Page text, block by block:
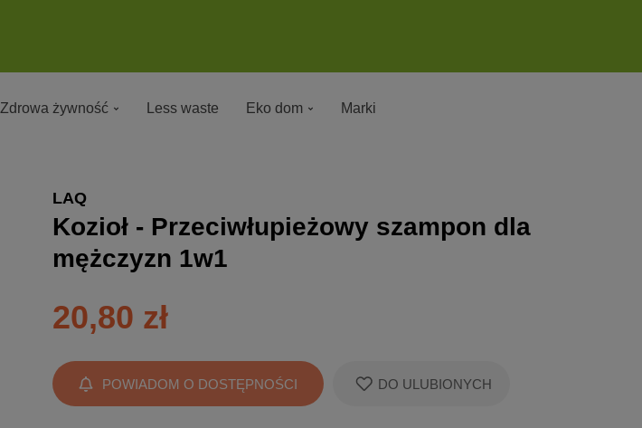
Zdrowa żywność Less waste Eko dom Marki
LAQ
Kozioł - Przeciwłupieżowy szampon dla
mężczyzn 1w1
20,80 zł
POWIADOM O DOSTĘPNOŚCI DO ULUBIONYCH